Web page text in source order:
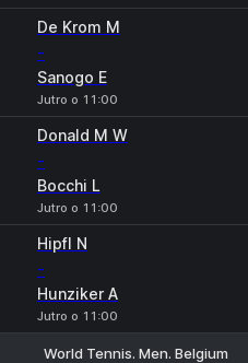
De Krom M
-
Sanogo E
Jutro o 11:00
Donald M W
-
Bocchi L
Jutro o 11:00
Hipfl N
-
Hunziker A
Jutro o 11:00
World Tennis. Men. Belgium